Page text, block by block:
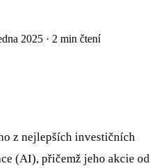
2025 · 2 min čtení
z nejlepších investičních
(AI), přičemž jeho akcie od